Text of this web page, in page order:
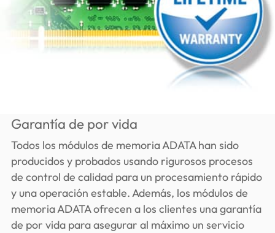
Garantía de por vida
Todos los módulos de memoria ADATA han sido
producidos y probados usando rigurosos procesos
de control de calidad para un procesamiento rápido
y una operación estable. Además, los módulos de
memoria ADATA ofrecen a los clientes una garantía
de por vida para asegurar al máximo un servicio